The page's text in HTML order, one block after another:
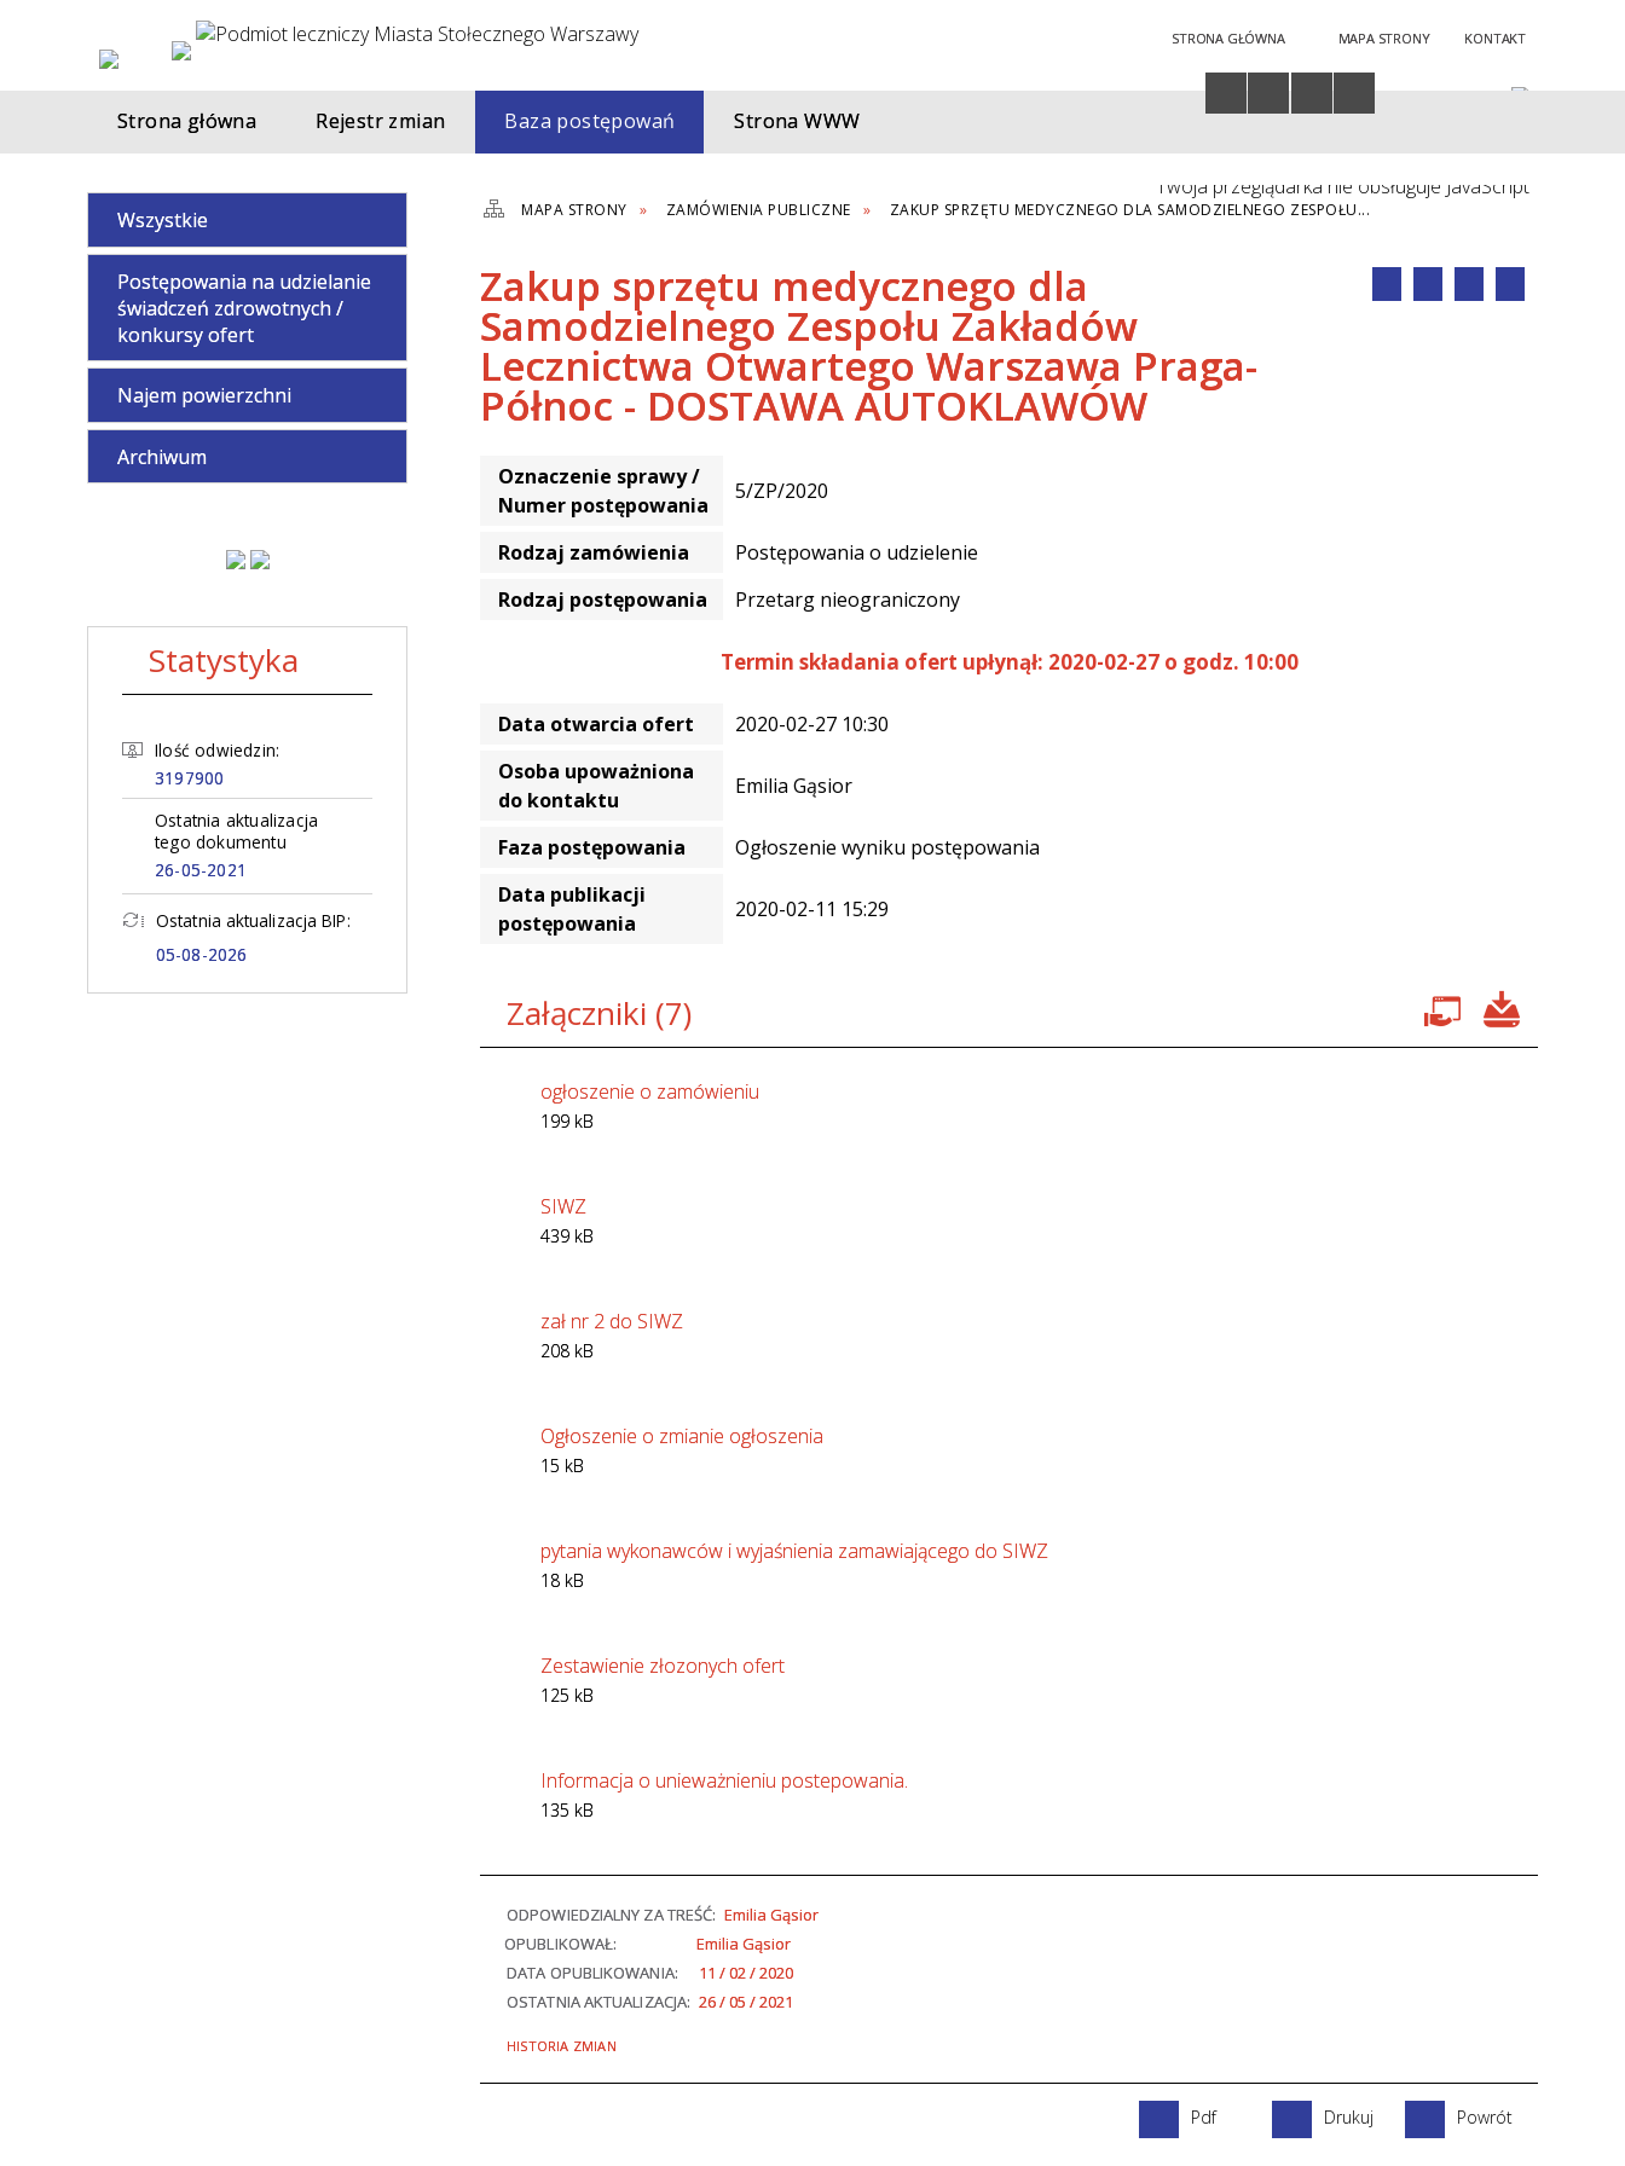
STRONA GŁÓWNA MAPA STRONY KONTAKT
Twoja przeglądarka nie obsługuje JavaScript
Strona główna Rejestr zmian Baza postępowań Strona WWW
Wszystkie
Postępowania na udzielanie
świadczeń zdrowotnych /
konkursy ofert
Najem powierzchni
Archiwum
Statystyka
Ilość odwiedzin:
3197900
Ostatnia aktualizacja
tego dokumentu
26-05-2021
Ostatnia aktualizacja BIP:
05-08-2026
MAPA STRONY ZAMÓWIENIA PUBLICZNE ZAKUP SPRZĘTU MEDYCZNEGO DLA SAMODZIELNEGO ZESPOŁU...
Zakup sprzętu medycznego dla
Samodzielnego Zespołu Zakładów
Lecznictwa Otwartego Warszawa Praga-
Północ - DOSTAWA AUTOKLAWÓW
Oznaczenie sprawy /
Numer postępowania
5/ZP/2020
Rodzaj zamówienia
Postępowania o udzielenie
Rodzaj postępowania
Przetarg nieograniczony
Termin składania ofert upłynął: 2020-02-27 o godz. 10:00
Data otwarcia ofert
2020-02-27 10:30
Osoba upoważniona
do kontaktu
Emilia Gąsior
Faza postępowania
Ogłoszenie wyniku postępowania
Data publikacji
postępowania
2020-02-11 15:29
Załączniki (7)
ogłoszenie o zamówieniu
199 kB
SIWZ
439 kB
zał nr 2 do SIWZ
208 kB
Ogłoszenie o zmianie ogłoszenia
15 kB
pytania wykonawców i wyjaśnienia zamawiającego do SIWZ
18 kB
Zestawienie złozonych ofert
125 kB
Informacja o unieważnieniu postepowania.
135 kB
ODPOWIEDZIALNY ZA TREŚĆ: Emilia Gąsior
OPUBLIKOWAŁ:
Emilia Gąsior
DATA OPUBLIKOWANIA:
11 / 02 / 2020
OSTATNIA AKTUALIZACJA: 26 / 05 / 2021
HISTORIA ZMIAN
Pdf Drukuj Powrót